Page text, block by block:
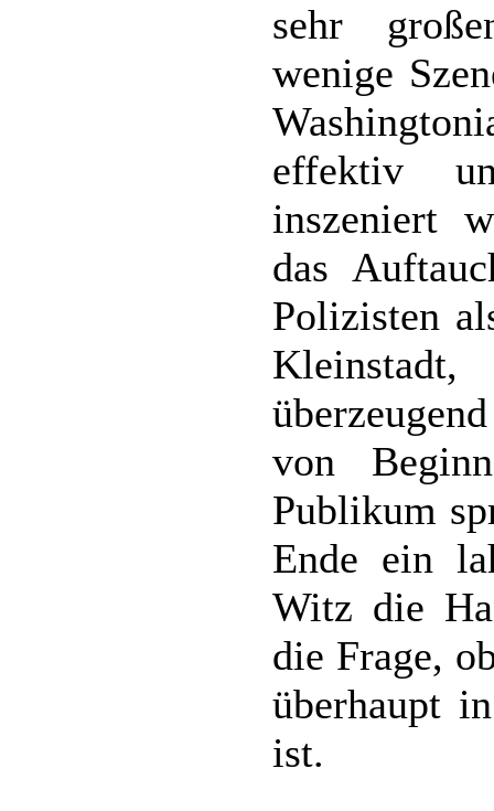
sehr
wenige
effektiv
inszeniert
das
Polizisten
von
Publikum
Ende ein
Witz die
die Frage,
überhaupt
ist.